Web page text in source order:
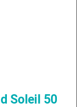
Soleil 50